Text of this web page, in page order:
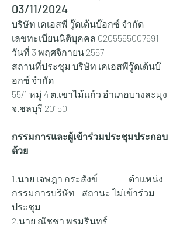
03/11/2024
บริษัท เคเอสพี วู๊ดเด้นบ๊อกซ์ จำกัด
เลขทะเบียนนิติบุคคล 0205565007591
วันที่ 3 พฤศจิกายน 2567
สถานที่ประชุม บริษัท เคเอสพีวู๊ดเด้นบ๊
อกซ์ จำกัด
55/1 หมู่ 4 ต.เขาไม้แก้ว อำเภอบางละมุง
จ.ชลบุรี 20150
กรรมการและผู้เข้าร่วมประชุมประกอบ
ด้วย
1.นาย เจษฎา กระสังข์ 		ตำแหน่ง
กรรมการบริษัท 	สถานะ ไม่เข้าร่วม
ประชุม
2.นาย ณัชชา พรมรินทร์